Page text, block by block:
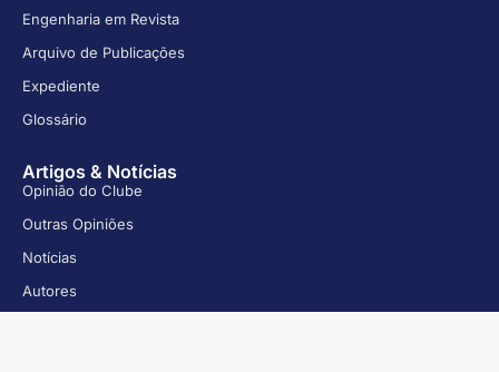
Engenharia em Revista
Arquivo de Publicações
Expediente
Glossário
Artigos & Notícias
Opinião do Clube
Outras Opiniões
Notícias
Autores